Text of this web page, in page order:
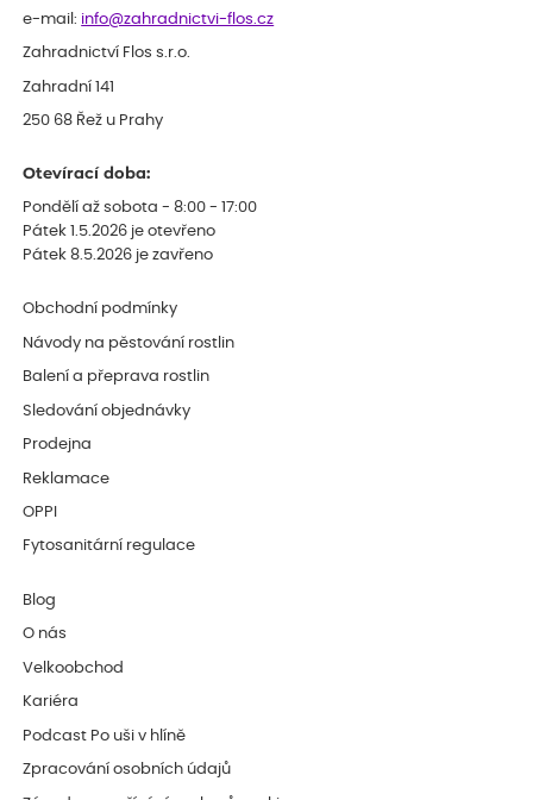
e-mail: info@zahradnictvi-flos.cz
Zahradnictví Flos s.r.o.
Zahradní 141
250 68 Řež u Prahy
Otevírací doba:
Pondělí až sobota - 8:00 - 17:00
Pátek 1.5.2026 je otevřeno
Pátek 8.5.2026 je zavřeno
Obchodní podmínky
Návody na pěstování rostlin
Balení a přeprava rostlin
Sledování objednávky
Prodejna
Reklamace
OPPI
Fytosanitární regulace
Blog
O nás
Velkoobchod
Kariéra
Podcast Po uši v hlíně
Zpracování osobních údajů